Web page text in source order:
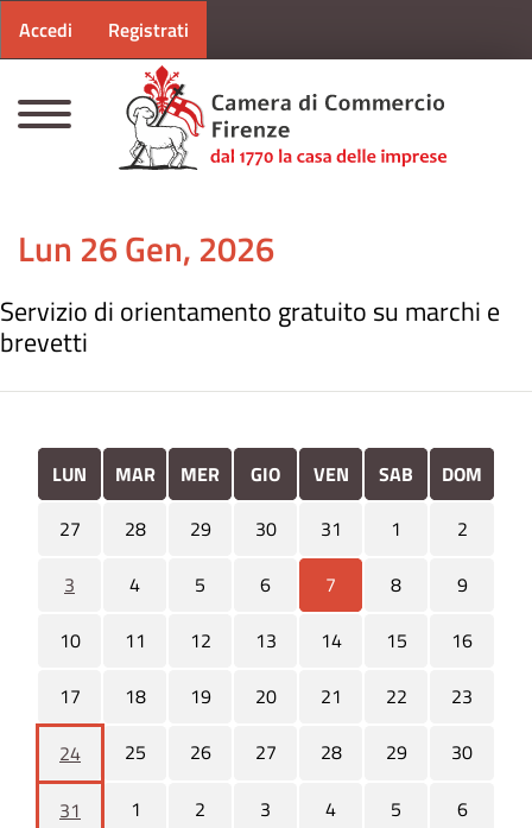
Menu profilo utente
Accedi Registrati
Lun 26 Gen, 2026
Servizio di orientamento gratuito su marchi e
brevetti
LUN MAR MER GIO VEN SAB
DOM
27
28 29 30 31 1
2
3
4 5 6 7 8
9
10
11 12 13 14 15
16
17
18 19 20 21 22
23
24
25 26 27 28 29 30
31 1 2 3 4 5 6